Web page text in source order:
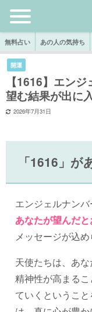
無料占い あの人の気持ち
開運
【1616】エン
望む結果が出に
2026年7月31日
「1616」
エンジェルナン
あなたが望んだ
メッセージが込め
天使たちは、あ
精神性が高まる
ていくというこ